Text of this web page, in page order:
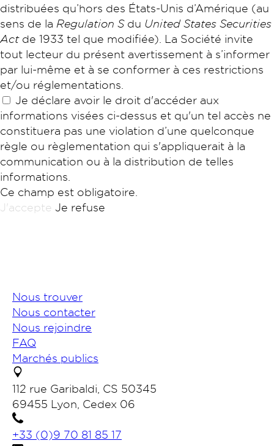
distribuées qu’hors des États-Unis d’Amérique (au
sens de la Regulation Sdu United States Securities
Actde 1933 tel que modifiée). La Société invite
tout lecteur du présent avertissement à s’informer
par lui-même et à se conformer à ces restrictions
et/ou réglementations.
Je déclare avoir le droit d'accéder aux
informations visées ci-dessus et qu'un tel accès ne
constituera pas une violation d’une quelconque
règle ou règlementation qui s'appliquerait à la
communication ou à la distribution de telles
informations.
Ce champ est obligatoire.
J'accepte Je refuse
Nous trouver
Nous contacter
Nous rejoindre
FAQ
Marchés publics
112 rue Garibaldi, CS 50345
69455 Lyon, Cedex 06
+33 (0)9 70 81 85 17